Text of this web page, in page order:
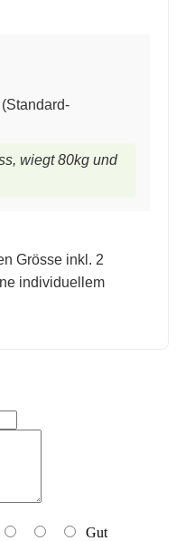
wiegt 80kg und
Grösse inkl. 2
individuellem
Gut